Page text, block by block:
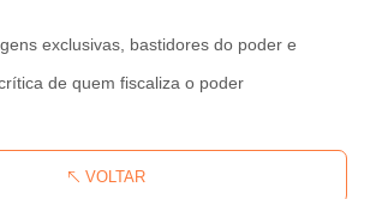
exclusivas, bastidores do poder e
de quem fiscaliza o poder
VOLTAR